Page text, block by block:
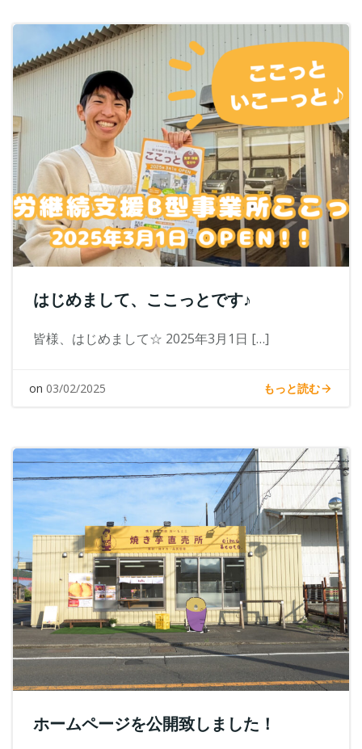
はじめまして、ここっとです♪
皆様、はじめまして☆ 2025年3月1日 […]
on 03/02/2025 もっと読む
ホームページを公開致しました！